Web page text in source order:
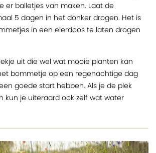
er balletjes van maken. Laat de
5 dagen in het donker drogen. Het is
in een eierdoos te laten drogen
uit die wel wat mooie planten kan
bommetje op een regenachtige dag
goede start hebben. Als je de plek
kun je uiteraard ook zelf wat water